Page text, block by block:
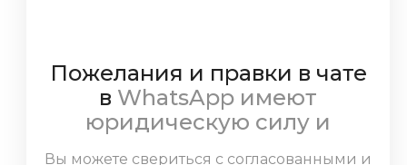
Пожелания и правки в чате
в WhatsApp имеют
юридическую силу и
обязательны к выполнению
Вы можете свериться с согласованными и